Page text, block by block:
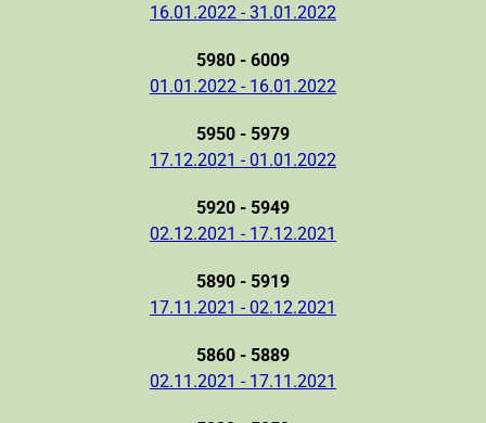
16.01.2022 - 31.01.2022
5980 - 6009
01.01.2022 - 16.01.2022
5950 - 5979
17.12.2021 - 01.01.2022
5920 - 5949
02.12.2021 - 17.12.2021
5890 - 5919
17.11.2021 - 02.12.2021
5860 - 5889
02.11.2021 - 17.11.2021